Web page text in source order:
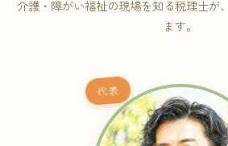
介護・障がい福祉の現場を知る税理士が
ます。
代表